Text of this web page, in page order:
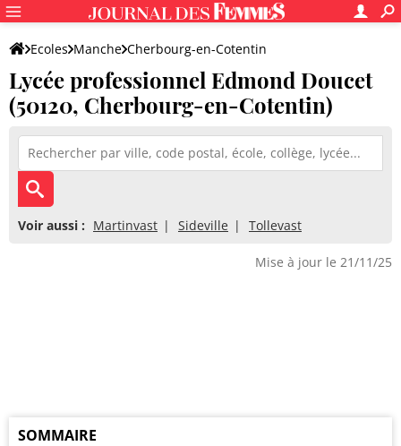
Ecoles Manche Cherbourg-en-Cotentin
Lycée professionnel Edmond Doucet
Lycée professionnel Edmond Doucet
(50120, Cherbourg-en-Cotentin)
Voir aussi : Martinvast Sideville Tollevast
Mise à jour le 21/11/25
SOMMAIRE